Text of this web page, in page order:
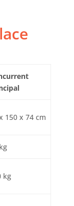
150 x 74 cm
kg